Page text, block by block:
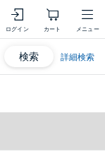
ログイン カート メニュー
検索 詳細検索